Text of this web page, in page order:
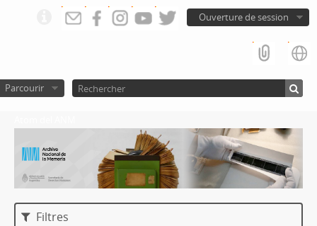
Ouverture de session
Parcourir
Filtres